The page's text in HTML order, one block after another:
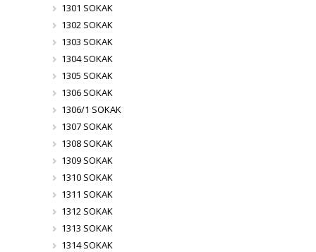
1301 SOKAK
1302 SOKAK
1303 SOKAK
1304 SOKAK
1305 SOKAK
1306 SOKAK
1306/1 SOKAK
1307 SOKAK
1308 SOKAK
1309 SOKAK
1310 SOKAK
1311 SOKAK
1312 SOKAK
1313 SOKAK
1314 SOKAK